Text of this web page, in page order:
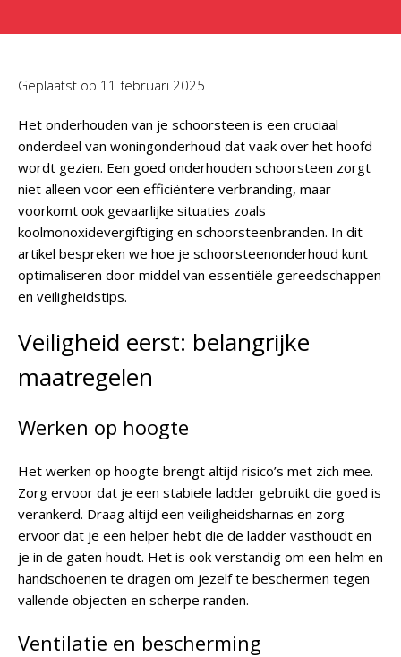
Geplaatst op 11 februari 2025
Het onderhouden van je schoorsteen is een cruciaal
onderdeel van woningonderhoud dat vaak over het hoofd
wordt gezien. Een goed onderhouden schoorsteen zorgt
niet alleen voor een efficiëntere verbranding, maar
voorkomt ook gevaarlijke situaties zoals
koolmonoxidevergiftiging en schoorsteenbranden. In dit
artikel bespreken we hoe je schoorsteenonderhoud kunt
optimaliseren door middel van essentiële gereedschappen
en veiligheidstips.
Veiligheid eerst: belangrijke
maatregelen
Werken op hoogte
Het werken op hoogte brengt altijd risico’s met zich mee.
Zorg ervoor dat je een stabiele ladder gebruikt die goed is
verankerd. Draag altijd een veiligheidsharnas en zorg
ervoor dat je een helper hebt die de ladder vasthoudt en
je in de gaten houdt. Het is ook verstandig om een helm en
handschoenen te dragen om jezelf te beschermen tegen
vallende objecten en scherpe randen.
Ventilatie en bescherming